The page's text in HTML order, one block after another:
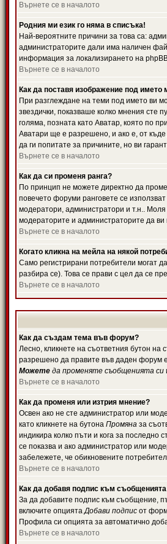
Върнете се в началото
Родния ми език го няма в списъка!
Най-вероятните причини за това са:
администраторите дали има наличен
информация за локализирането на
Върнете се в началото
Как да поставя изображение под името
При разглеждане на теми под името ви
звездички, показваше колко мнения сте
голяма, позната като Аватар, която по
Аватари ще е разрешено, и ако е, от
да ги попитате за причините, но ви
Върнете се в началото
Как да си променя ранга?
По принцип не можете директно да
повечето форуми ранговете се
модератори, администратори и т.н..
модераторите и администраторите да
Върнете се в началото
Когато кликна на мейла на някой
Само регистрирани потребители могат
разбира се). Това се прави с цел да се
Върнете се в началото
Как да създам тема във форум?
Лесно, кликнете на съответния бутон
разрешено да правите във даден форум
Можете да променяте съобщенията си
Върнете се в началото
Как да променя или изтрия мнение?
Освен ако не сте администратор или
като кликнете на бутона Промяна за
индикира колко пъти и кога за последно
се показва и ако администратор или
забележете, че обикновените
Върнете се в началото
Как да добавя подпис към
За да добавите подпис към съобщение,
включите опциятаДобави подпис от
Профила си опцията за автоматично
Върнете се в началото